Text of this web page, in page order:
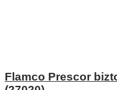
Flamco Prescor